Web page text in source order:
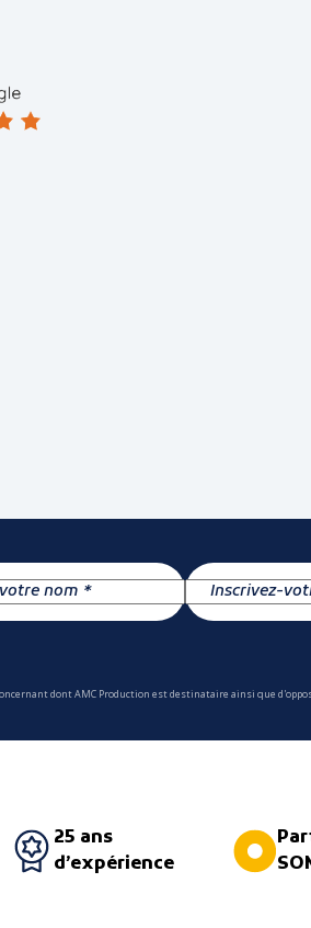
dont AMC Production est destinataire ainsi que
25 ans
d’expérience